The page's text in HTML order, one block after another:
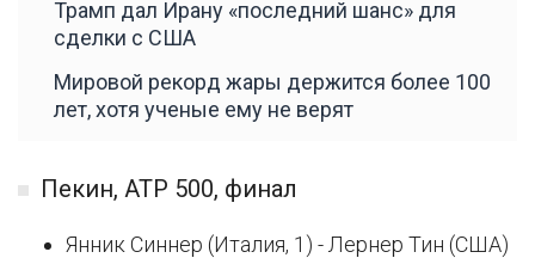
Трамп дал Ирану «последний шанс» для
сделки с США
Мировой рекорд жары держится более 100
лет, хотя ученые ему не верят
Пекин, ATP 500, финал
Янник Синнер (Италия, 1) - Лернер Тин (США)